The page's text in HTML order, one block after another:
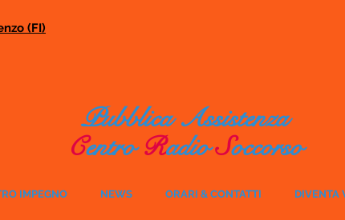
(FI)
Pubblica Assistenza
CentroRadioSoccorso
IMPEGNO NEWS ORARI & CONTATTI DIVENTA